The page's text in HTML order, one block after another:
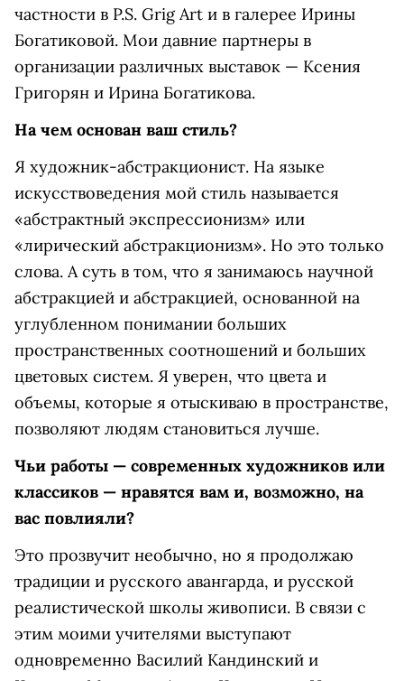
частности в P.S. Grig Art и в галерее Ирины
Богатиковой. Мои давние партнеры в
организации различных выставок — Ксения
Григорян и Ирина Богатикова.
На чем основан ваш стиль?
Я художник-абстракционист. На языке
искусствоведения мой стиль называется
«абстрактный экспрессионизм» или
«лирический абстракционизм». Но это только
слова. А суть в том, что я занимаюсь научной
абстракцией и абстракцией, основанной на
углубленном понимании больших
пространственных соотношений и больших
цветовых систем. Я уверен, что цвета и
объемы, которые я отыскиваю в пространстве,
позволяют людям становиться лучше.
Чьи работы — современных художников или
классиков — нравятся вам и, возможно, на
вас повлияли?
Это прозвучит необычно, но я продолжаю
традиции и русского авангарда, и русской
реалистической школы живописи. В связи с
этим моими учителями выступают
одновременно Василий Кандинский и